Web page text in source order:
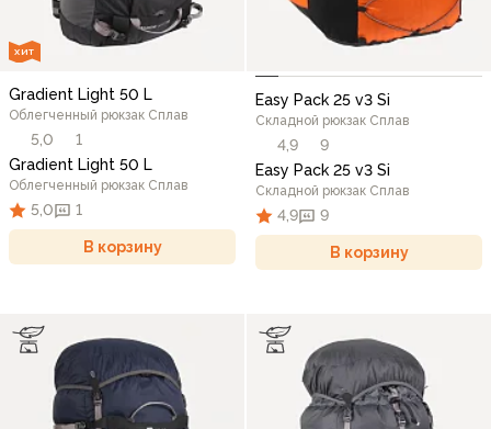
ХИТ
Gradient Light 50 L
Облегченный рюкзак Сплав
5,0
1
Gradient Light 50 L
Облегченный рюкзак Сплав
5,0 1
В корзину
Easy Pack 25 v3 Si
Складной рюкзак Сплав
4,9
9
Easy Pack 25 v3 Si
Складной рюкзак Сплав
4,9 9
В корзину